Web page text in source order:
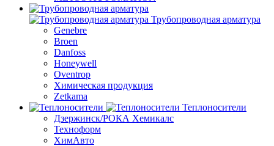
Трубопроводная арматура
Genebre
Broen
Danfoss
Honeywell
Oventrop
Химическая продукция
Zetkama
Теплоносители
Дзержинск/РОКА Хемикалс
Техноформ
ХимАвто